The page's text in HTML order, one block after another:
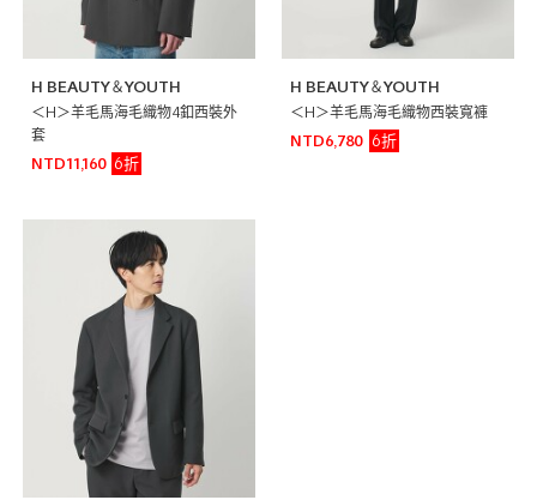
H BEAUTY＆YOUTH
＜H＞羊毛馬海毛織物4釦西裝外
套
NTD11,160
6折
H BEAUTY＆YOUTH
＜H＞羊毛馬海毛織物西裝寬褲
NTD6,780
6折